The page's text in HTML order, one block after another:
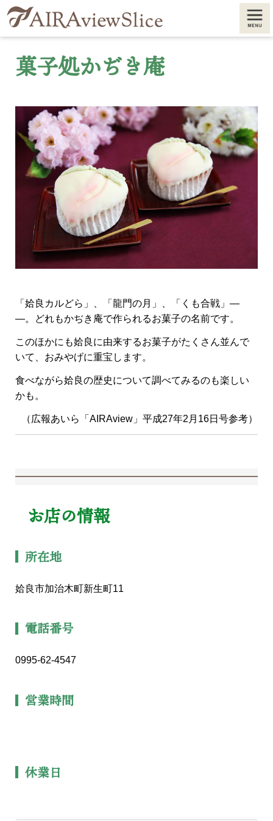
メニュ
菓子処かぢき庵
「姶良カルどら」、「龍門の月」、「くも合戦」―
―。どれもかぢき庵で作られるお菓子の名前です。
このほかにも姶良に由来するお菓子がたくさん並んで
いて、おみやげに重宝します。
食べながら姶良の歴史について調べてみるのも楽しい
かも。
（広報あいら「AIRAview」平成27年2月16日号参考）
お店の情報
所在地
姶良市加治木町新生町11
電話番号
0995-62-4547
営業時間
休業日